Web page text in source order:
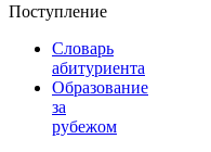
Поступление
Словарь
абитуриента
Образование
за
рубежом